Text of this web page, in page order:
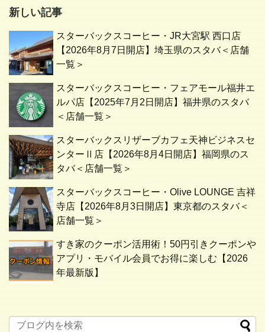
新しい記事
スターバックスコーヒー・JR大宮駅 西口店
【2026年8月7日開店】埼玉県のスタバ＜店舗
一覧＞
スターバックスコーヒー・フェアモール福井エ
ルパ店【2025年7月2日開店】福井県のスタバ
＜店舗一覧＞
スターバックスリザーブカフェ天神ビジネスセ
ンターⅡ店【2026年8月4日開店】福岡県のス
タバ＜店舗一覧＞
スターバックスコーヒー・Olive LOUNGE 吉祥
寺店【2026年8月3日開店】東京都のスタバ＜
店舗一覧＞
すき家のクーポン活用術！50円引きクーポンや
アプリ・モバイル会員でお得に楽しむ【2026
年最新版】